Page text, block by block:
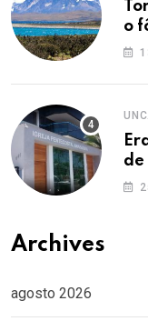
o
de
Archives
agosto 2026